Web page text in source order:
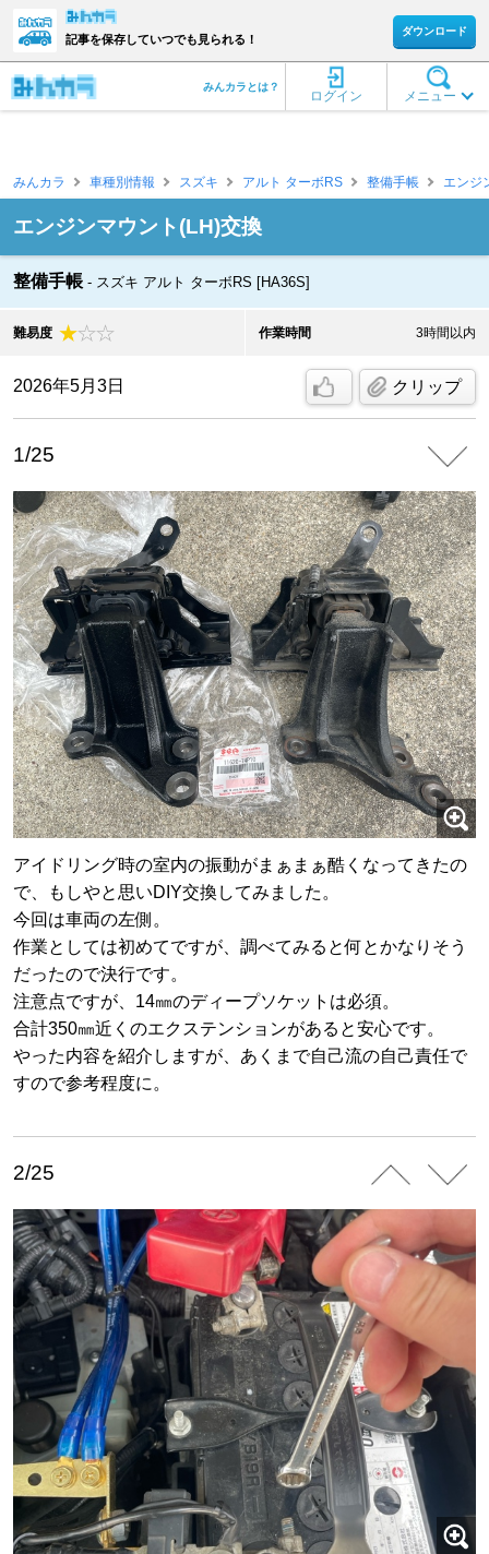
記事を保存していつでも見られる！
ダウンロード
メニュー
ログイン
みんカラとは？
みんカラ 車種別情報 スズキ アルト ターボRS 整備手帳 エンジ
エンジンマウント(LH)交換
整備手帳 スズキ アルト ターボRS [HA36S]
難易度 作業時間 3時間以内
2026年5月3日 クリップ
1/25
アイドリング時の室内の振動がまぁまぁ酷くなってきたの
で、もしやと思いDIY交換してみました。
今回は車両の左側。
作業としては初めてですが、調べてみると何とかなりそう
だったので決行です。
注意点ですが、14㎜のディープソケットは必須。
合計350㎜近くのエクステンションがあると安心です。
やった内容を紹介しますが、あくまで自己流の自己責任で
すので参考程度に。
2/25